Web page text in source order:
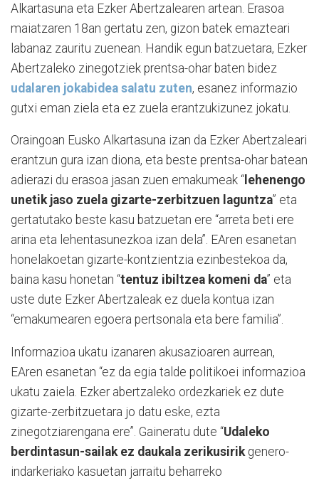
Alkartasuna eta Ezker Abertzalearen artean. Erasoa
maiatzaren 18an gertatu zen, gizon batek emazteari
labanaz zauritu zuenean. Handik egun batzuetara, Ezker
Abertzaleko zinegotziek prentsa-ohar baten bidez
udalaren jokabidea salatu zuten, esanez informazio
gutxi eman ziela eta ez zuela erantzukizunez jokatu.
Oraingoan Eusko Alkartasuna izan da Ezker Abertzaleari
erantzun gura izan diona, eta beste prentsa-ohar batean
adierazi du erasoa jasan zuen emakumeak “ lehenengo
unetik jaso zuela gizarte-zerbitzuen laguntza” eta
gertatutako beste kasu batzuetan ere “arreta beti ere
arina eta lehentasunezkoa izan dela”. EAren esanetan
honelakoetan gizarte-kontzientzia ezinbestekoa da,
baina kasu honetan “tentuz ibiltzea komeni da” eta
uste dute Ezker Abertzaleak ez duela kontua izan
“emakumearen egoera pertsonala eta bere familia”.
Informazioa ukatu izanaren akusazioaren aurrean,
EAren esanetan “ez da egia talde politikoei informazioa
ukatu zaiela. Ezker abertzaleko ordezkariek ez dute
gizarte-zerbitzuetara jo datu eske, ezta
zinegotziarengana ere”. Gaineratu dute “Udaleko
berdintasun-sailak ez daukala zerikusirik genero-
indarkeriako kasuetan jarraitu beharreko